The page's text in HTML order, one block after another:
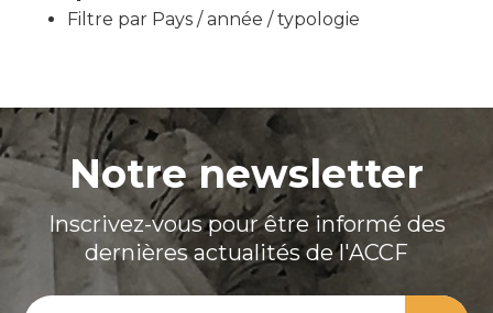
Filtre par Pays / année / typologie
Notre newsletter
Inscrivez-vous pour être informé des
dernières actualités de l'ACCF